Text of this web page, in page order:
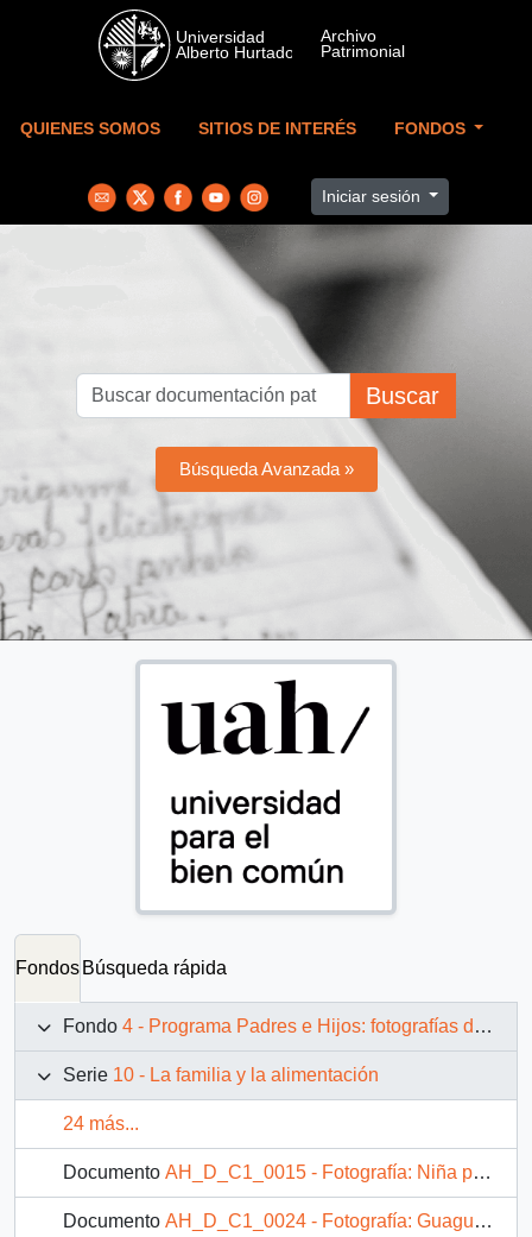
Skip to main content
QUIENES SOMOS SITIOS DE INTERÉS FONDOS
Iniciar sesión
Buscar
Búsqueda Avanzada »
Fondos Búsqueda rápida
Fondo 4 - Programa Padres e Hijos: fotografías de Juan Maino
Serie 10 - La familia y la alimentación
24 más...
Documento AH_D_C1_0015 - Fotografía: Niña pequeña señalando un pan en una bolsa
Documento AH_D_C1_0024 - Fotografía: Guagua sentada en el exterior de una casa tomando sol